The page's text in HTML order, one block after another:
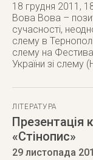
18 грудня 2011,
Вова Вова –
сучасності,
слему в
слему на
України зі слему
ЛІТЕРАТУРА
Презентація
«Стінопис»
29 листопада